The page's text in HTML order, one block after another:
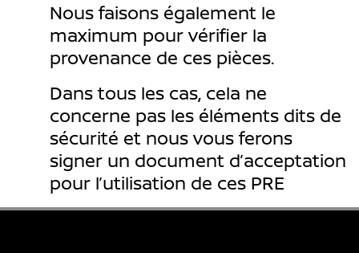
Nous faisons également le
maximum pour vérifier la
provenance de ces pièces.
Dans tous les cas, cela ne
concerne pas les éléments dits de
sécurité et nous vous ferons
signer un document d’acceptation
pour l’utilisation de ces PRE